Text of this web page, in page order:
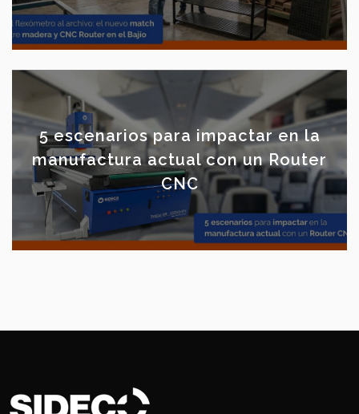
5 escenarios para impactar en la
manufactura actual con un Router
CNC